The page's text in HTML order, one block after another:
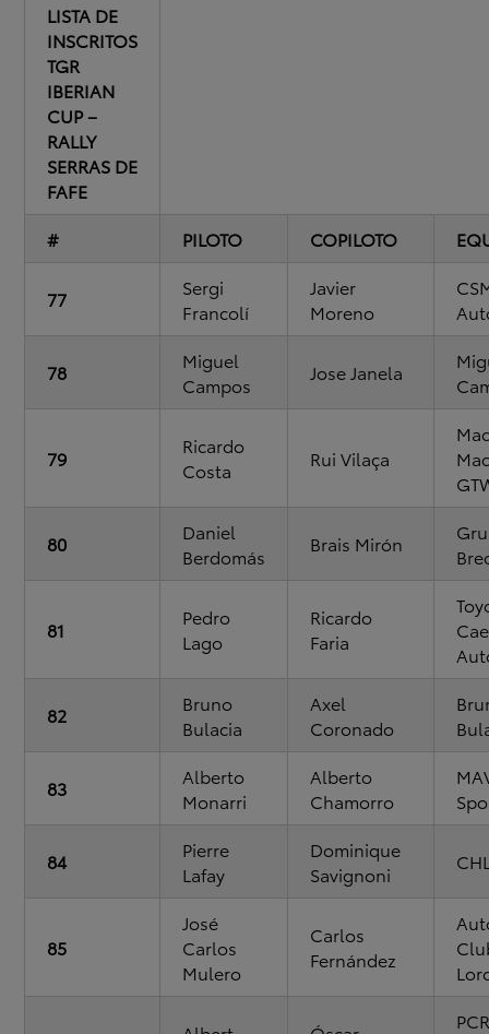
LISTA DE
INSCRITOS
TGR
IBERIAN
CUP –
RALLY
SERRAS DE
FAFE
#
PILOTO COPILOTO
77
Sergi
Francolí
Javier
Moreno
78
Miguel
Campos
Jose Janela
79
Ricardo
Costa
Rui Vilaça
80
Daniel
Berdomás
Brais Mirón
81
Pedro
Lago
Ricardo
Faria
82
Bruno
Bulacia
Axel
Coronado
83
Alberto
Monarri
Alberto
Chamorro
84
Pierre
Lafay
Dominique
Savignoni
85
José
Carlos
Mulero
Carlos
Fernández